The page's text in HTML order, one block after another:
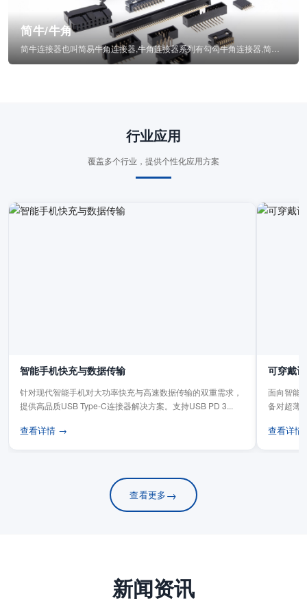
简牛/牛角
行业应用
覆盖多个行业，提供个性化应用方案
智能手机快充与数据传输
针对现代智能手机对大功率快充与高速数据传输的双重需求，
提供高品质USB Type-C连接器解决方案。支持USB PD 3...
查看详情 →
可穿戴
面向智能
备对超薄
查看详
查看更多→
新闻资讯